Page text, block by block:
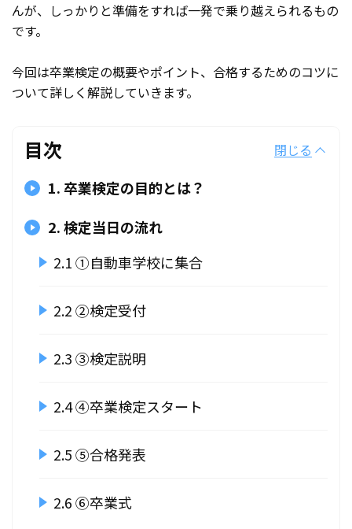
んが、しっかりと準備をすれば一発で乗り越えられるもの
です。
今回は卒業検定の概要やポイント、合格するためのコツに
ついて詳しく解説していきます。
目次 閉じる
1. 卒業検定の目的とは？
2. 検定当日の流れ
2.1 ①自動車学校に集合
2.2 ②検定受付
2.3 ③検定説明
2.4 ④卒業検定スタート
2.5 ⑤合格発表
2.6 ⑥卒業式